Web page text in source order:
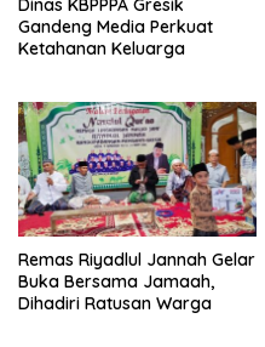
Dinas KBPPPA Gresik
Gandeng Media Perkuat
Ketahanan Keluarga
Remas Riyadlul Jannah Gelar
Buka Bersama Jamaah,
Dihadiri Ratusan Warga